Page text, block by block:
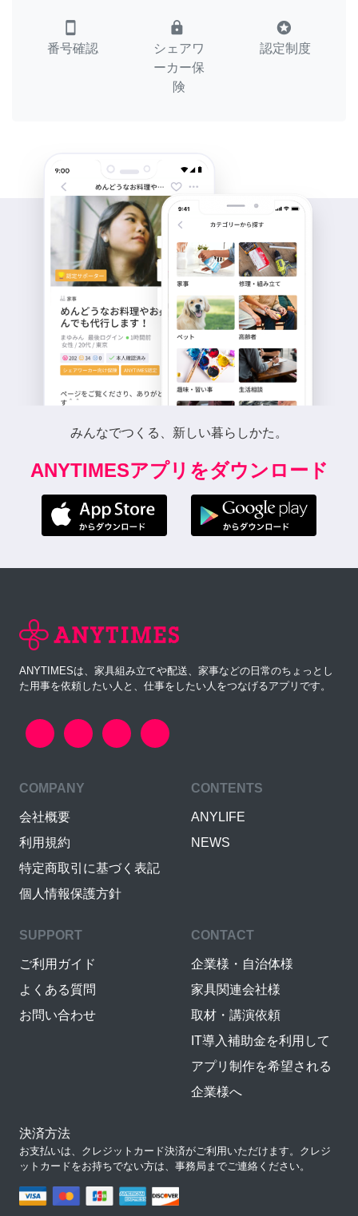
smartphone
番号確認
lock
シェアワ
ーカー保
険
stars
認定制度
みんなでつくる、新しい暮らしかた。
ANYTIMESアプリをダウンロード
ANYTIMESは、家具組み立てや配送、家事などの日常のちょっとし
た用事を依頼したい人と、仕事をしたい人をつなげるアプリです。
COMPANY
会社概要
利用規約
特定商取引に基づく表記
個人情報保護方針
CONTENTS
ANYLIFE
NEWS
SUPPORT
ご利用ガイド
よくある質問
お問い合わせ
CONTACT
企業様・自治体様
家具関連会社様
取材・講演依頼
IT導入補助金を利用して
アプリ制作を希望される
企業様へ
決済方法
お支払いは、クレジットカード決済がご利用いただけます。クレジ
ットカードをお持ちでない方は、事務局までご連絡ください。